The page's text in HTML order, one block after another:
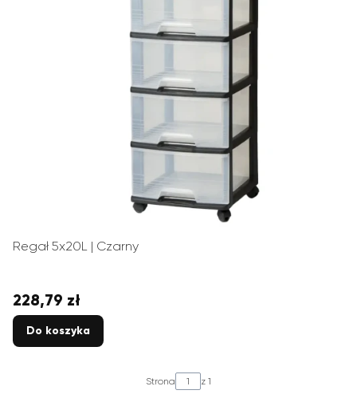
Regał 5x20L | Czarny
Cena
228,79 zł
Do koszyka
Strona z 1